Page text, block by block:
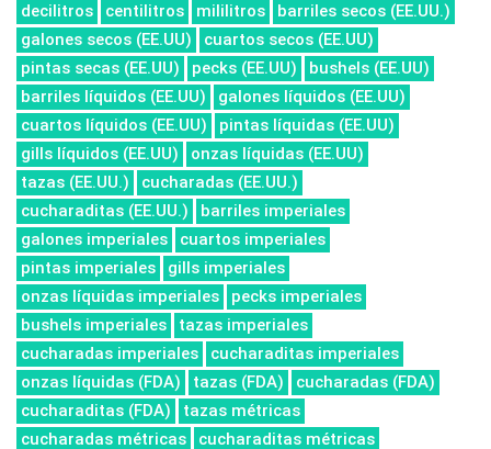
decilitros
centilitros mililitros
barriles secos (EE.UU.)
galones secos (EE.UU)
cuartos secos (EE.UU)
pintas secas (EE.UU)
pecks (EE.UU)
bushels (EE.UU)
barriles líquidos (EE.UU)
galones líquidos (EE.UU)
cuartos líquidos (EE.UU)
pintas líquidas (EE.UU)
gills líquidos (EE.UU)
onzas líquidas (EE.UU)
tazas (EE.UU.)
cucharadas (EE.UU.)
cucharaditas (EE.UU.)
barriles imperiales
galones imperiales
cuartos imperiales
pintas imperiales
gills imperiales
onzas líquidas imperiales
pecks imperiales
bushels imperiales
tazas imperiales
cucharadas imperiales
cucharaditas imperiales
onzas líquidas (FDA)
tazas (FDA)
cucharadas (FDA)
cucharaditas (FDA)
tazas métricas
cucharadas métricas
cucharaditas métricas